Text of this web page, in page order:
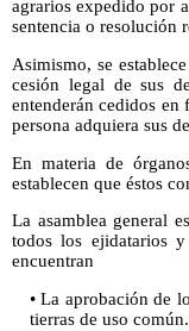
agrarios expedido por
sentencia o resolución
Asimismo, se
cesión legal de sus
entenderán cedidos
persona adquiera sus
En materia de
establecen que éstos
La asamblea general
todos los ejidatarios
encuentran
• La aprobación de
tierras de uso común.